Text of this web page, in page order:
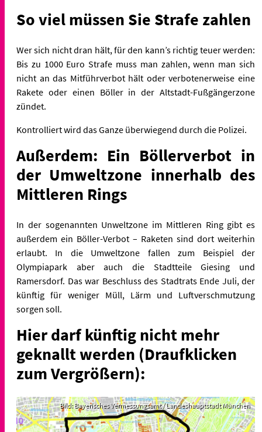
So viel müssen Sie Strafe zahlen
Wer sich nicht dran hält, für den kann’s richtig teuer werden:
Bis zu 1000 Euro Strafe muss man zahlen, wenn man sich
nicht an das Mitführverbot hält oder verbotenerweise eine
Rakete oder einen Böller in der Altstadt-Fußgängerzone
zündet.
Kontrolliert wird das Ganze überwiegend durch die Polizei.
Außerdem: Ein Böllerverbot in
der Umweltzone innerhalb des
Mittleren Rings
In der sogenannten Unweltzone im Mittleren Ring gibt es
außerdem ein Böller-Verbot – Raketen sind dort weiterhin
erlaubt. In die Umweltzone fallen zum Beispiel der
Olympiapark aber auch die Stadtteile Giesing und
Ramersdorf. Das war Beschluss des Stadtrats Ende Juli, der
künftig für weniger Müll, Lärm und Luftverschmutzung
sorgen soll.
Hier darf künftig nicht mehr
geknallt werden (Draufklicken
zum Vergrößern):
Bild: Bayerisches Vermessungsamt / Landeshauptstadt München